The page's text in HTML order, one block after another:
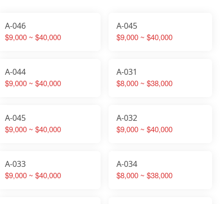
A-046
$9,000 ~ $40,000
A-045
$9,000 ~ $40,000
A-044
$9,000 ~ $40,000
A-031
$8,000 ~ $38,000
A-045
$9,000 ~ $40,000
A-032
$9,000 ~ $40,000
A-033
$9,000 ~ $40,000
A-034
$8,000 ~ $38,000